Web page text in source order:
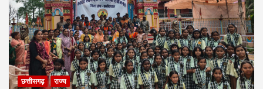
छत्तीसगढ़ राज्य